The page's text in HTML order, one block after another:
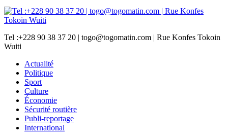
Tel :+228 90 38 37 20 | togo@togomatin.com | Rue Konfes Tokoin
Wuiti
Actualité
Politique
Sport
Culture
Économie
Sécurité routière
Publi-reportage
International